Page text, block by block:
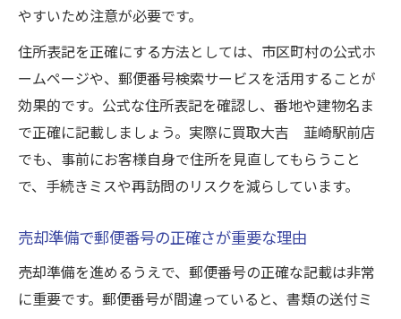
やすいため注意が必要です。
住所表記を正確にする方法としては、市区町村の公式ホ
ームページや、郵便番号検索サービスを活用することが
効果的です。公式な住所表記を確認し、番地や建物名ま
で正確に記載しましょう。実際に買取大吉 韮崎駅前店
でも、事前にお客様自身で住所を見直してもらうこと
で、手続きミスや再訪問のリスクを減らしています。
売却準備で郵便番号の正確さが重要な理由
売却準備を進めるうえで、郵便番号の正確な記載は非常
に重要です。郵便番号が間違っていると、書類の送付ミ